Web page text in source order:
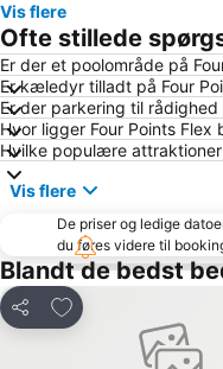
Vis flere
Ofte stillede
Er der et poolområde på
Er kæledyr tilladt på Four
Er der parkering til rådighed
Hvor ligger Four Points Flex
Hvilke populære
Vis flere
De priser og ledige
du føres videre til
Blandt de bedst
Del
Føj til favoritter